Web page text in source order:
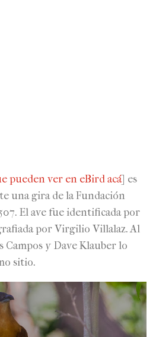
pueden ver en eBird acá] es
una gira de la Fundación
El ave fue identificada por
por Virgilio Villalaz. Al
Campos y Dave Klauber lo
sitio.